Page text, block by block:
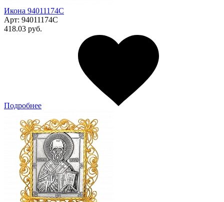
Икона 94011174С
Арт: 94011174С
418.03 руб.
Подробнее